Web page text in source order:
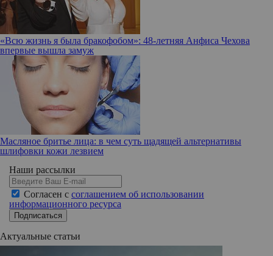
«Всю жизнь я была бракофобом»: 48-летняя Анфиса Чехова
впервые вышла замуж
Масляное бритье лица: в чем суть щадящей альтернативы
шлифовки кожи лезвием
Наши рассылки
Согласен с соглашением об использовании
информационного ресурса
Подписаться
Актуальные статьи